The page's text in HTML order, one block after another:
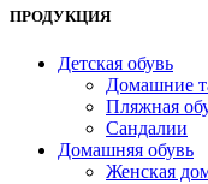
ПРОДУКЦИЯ
Детская обувь
Домашние
Пляжная
Сандалии
Домашняя обувь
Женская